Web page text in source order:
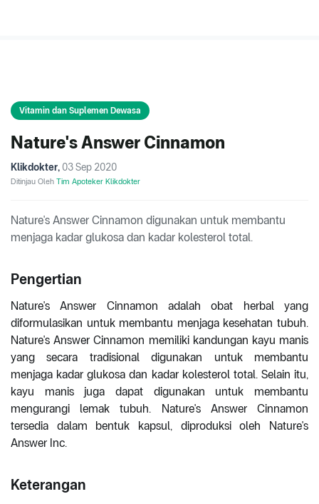
Vitamin dan Suplemen Dewasa
Nature's Answer Cinnamon
Klikdokter, 03 Sep 2020
Ditinjau Oleh Tim Apoteker Klikdokter
Nature's Answer Cinnamon digunakan untuk membantu
menjaga kadar glukosa dan kadar kolesterol total.
Pengertian
Nature's Answer Cinnamon adalah obat herbal yang
diformulasikan untuk membantu menjaga kesehatan tubuh.
Nature's Answer Cinnamon memiliki kandungan kayu manis
yang secara tradisional digunakan untuk membantu
menjaga kadar glukosa dan kadar kolesterol total. Selain itu,
kayu manis juga dapat digunakan untuk membantu
mengurangi lemak tubuh. Nature's Answer Cinnamon
tersedia dalam bentuk kapsul, diproduksi oleh Nature's
Answer Inc.
Keterangan